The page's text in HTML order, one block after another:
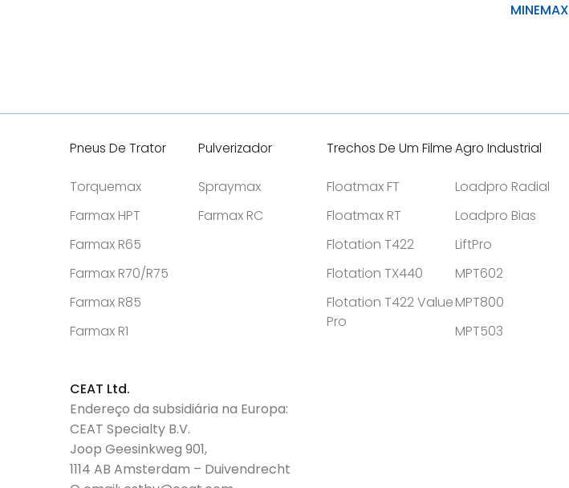
MINEMAX
Pneus De Trator
Torquemax
Farmax HPT
Farmax R65
Farmax R70/R75
Farmax R85
Farmax R1
Pulverizador
Spraymax
Farmax RC
Trechos De Um Filme
Floatmax FT
Floatmax RT
Flotation T422
Flotation TX440
Flotation T422 Value
Pro
Agro Industrial
Loadpro Radial
Loadpro Bias
LiftPro
MPT602
MPT800
MPT503
CEAT Ltd.
Endereço da subsidiária na Europa:
CEAT Specialty B.V.
Joop Geesinkweg 901,
1114 AB Amsterdam – Duivendrecht